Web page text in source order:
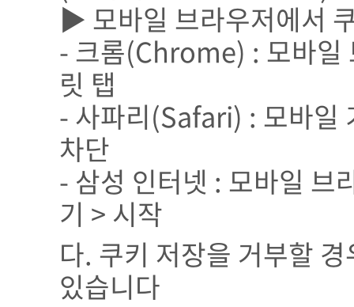
▶ 모바일 브라우저에서
- 크롬(Chrome) : 모바일
릿 탭
- 사파리(Safari) : 모바일
차단
- 삼성 인터넷 : 모바일 브
기 > 시작
다. 쿠키 저장을 거부할
있습니다